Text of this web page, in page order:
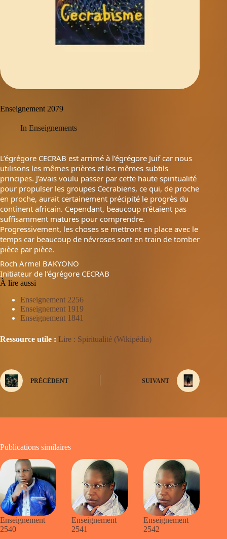
Enseignement 2079
In Enseignements
L’égrégore CECRAB est arrimé à l’égrégore Juif car nous
utilisons les mêmes prières et les mêmes subtils
principes. J’avais voulu passer par cette haute spiritualité
pour propulser les groupes Cecrabiens, ce qui, de proche
en proche, aurait certainement précipité le progrès du
continent africain. Cependant, beaucoup n’étaient pas
suffisamment matures pour comprendre.
Progressivement, les choses se mettront en place avec le
temps car beaucoup de névroses sont en train de tomber
pièce par pièce.
Roch Armel BAKYONO
Initiateur de l’égrégore CECRAB
À lire aussi
Enseignement 2256
Enseignement 1919
Enseignement 1841
Ressource utile : Lire : Spiritualité (Wikipédia)
PRÉCÉDENT SUIVANT
Publications similaires
Enseignement
2540
Enseignement
2541
Enseignement
2542